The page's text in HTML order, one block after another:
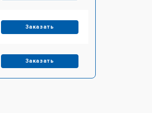
Заказать
Заказать